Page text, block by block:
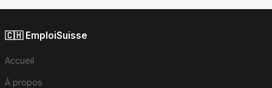
🇨🇭 EmploiSuisse
Accueil
À propos